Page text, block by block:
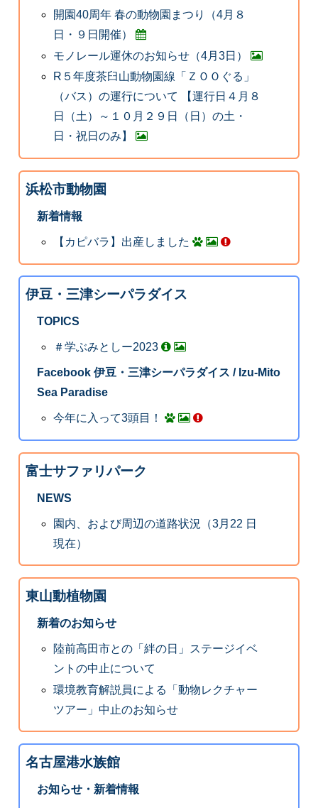
開園40周年 春の動物園まつり（4月８
日・９日開催）
モノレール運休のお知らせ（4月3日）
R５年度茶臼山動物園線「ＺＯＯぐる」
（バス）の運行について 【運行日４月８
日（土）～１０月２９日（日）の土・
日・祝日のみ】
浜松市動物園
新着情報
【カピバラ】出産しました
伊豆・三津シーパラダイス
TOPICS
＃学ぶみとしー2023
Facebook 伊豆・三津シーパラダイス / Izu-Mito
Sea Paradise
今年に入って3頭目！
富士サファリパーク
NEWS
園内、および周辺の道路状況（3月22 日
現在）
東山動植物園
新着のお知らせ
陸前高田市との「絆の日」ステージイベ
ントの中止について
環境教育解説員による「動物レクチャー
ツアー」中止のお知らせ
名古屋港水族館
お知らせ・新着情報